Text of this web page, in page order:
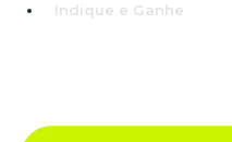
Indique e Ganhe